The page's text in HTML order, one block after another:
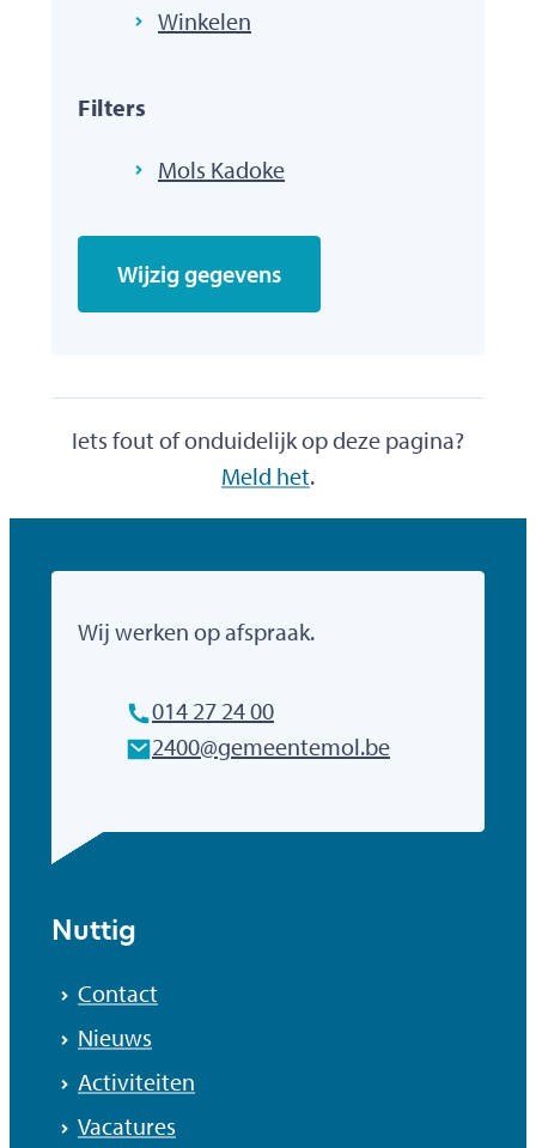
Winkelen
Filters
Mols Kadoke
Wijzig gegevens
Iets fout of onduidelijk op deze pagina?
Meld het.
Gemeente Mol
Wij werken op afspraak.
014 27 24 00
E-mailadres
2400@gemeentemol.be
Nuttig
Contact
Nieuws
Activiteiten
Vacatures